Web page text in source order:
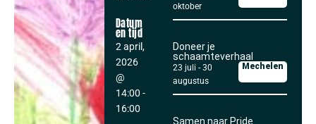
Datum
en tijd
2 april,
2026
@
14:00 -
16:00
oktober
Doneer je
schaamteverhaal
23 juli - 30
augustus
Mechelen
Samen naar Pride